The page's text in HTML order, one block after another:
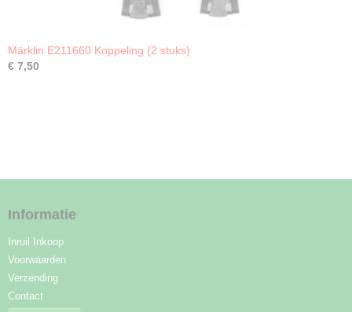
Märklin E211660 Koppeling (2 stuks)
€ 7,50
Informatie
Inruil Inkoop
Voorwaarden
Verzending
Contact